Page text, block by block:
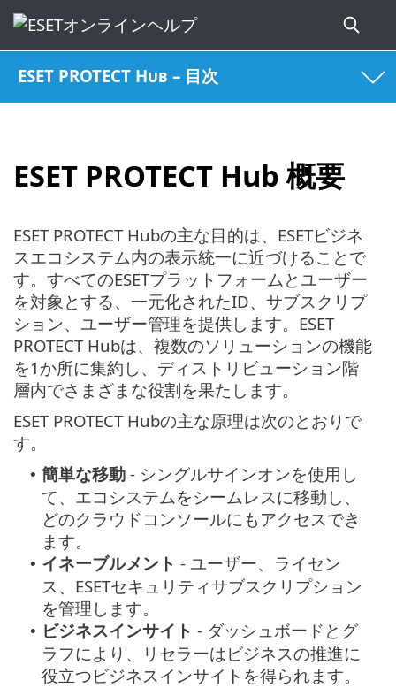
ESET PROTECT Hub – 目次
ESET PROTECT Hub 概要
ESET PROTECT Hubの主な目的は、ESETビジネ
スエコシステム内の表示統一に近づけることで
す。すべてのESETプラットフォームとユーザー
を対象とする、一元化されたID、サブスクリプ
ション、ユーザー管理を提供します。ESET
PROTECT Hubは、複数のソリューションの機能
を1か所に集約し、ディストリビューション階
層内でさまざまな役割を果たします。
ESET PROTECT Hubの主な原理は次のとおりで
す。
• 簡単な移動 - シングルサインオンを使用し
て、エコシステムをシームレスに移動し、
どのクラウドコンソールにもアクセスでき
ます。
• イネーブルメント - ユーザー、ライセン
ス、ESETセキュリティサブスクリプション
を管理します。
• ビジネスインサイト - ダッシュボードとグ
ラフにより、リセラーはビジネスの推進に
役立つビジネスインサイトを得られます。